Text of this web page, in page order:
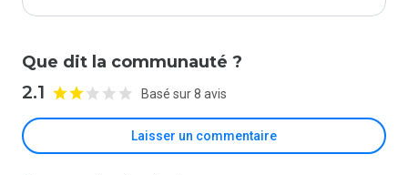
Que dit la communauté ?
2.1 Basé sur 8 avis
Laisser un commentaire